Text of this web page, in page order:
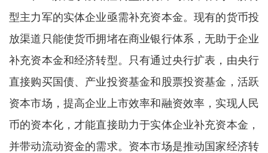
型主力军的实体企业亟需补充资本金。现有的货币投
放渠道只能使货币拥堵在商业银行体系，无助于企业
补充资本金和经济转型。只有通过央行扩表，由央行
直接购买国债、产业投资基金和股票投资基金，活跃
资本市场，提高企业上市效率和融资效率，实现人民
币的资本化，才能直接助力于实体企业补充资本金，
并带动流动资金的需求。资本市场是推动国家经济转